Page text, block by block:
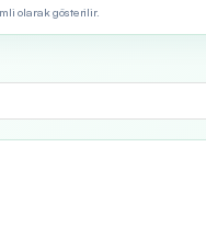
olarak gösterilir.